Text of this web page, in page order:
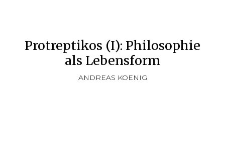
Protreptikos (I): Philosophie
als Lebensform
ANDREAS KOENIG